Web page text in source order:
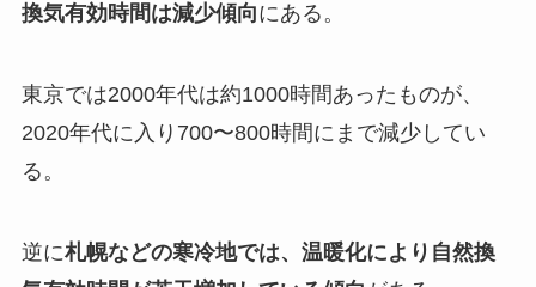
換気有効時間は減少傾向にある。
東京では2000年代は約1000時間あったものが、
2020年代に入り700〜800時間にまで減少してい
る。
逆に札幌などの寒冷地では、温暖化により自然換